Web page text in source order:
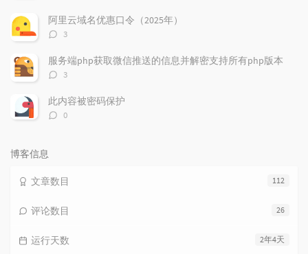
数：
阿里云域名优惠口令（2025年）
评
数：
3
服务端php获取微信推送的信息并解密支持所有php版本
评
数：
3
此内容被密码保护
评
0
博客信息
112
文章数目
26
评论数目
2年4天
运行天数